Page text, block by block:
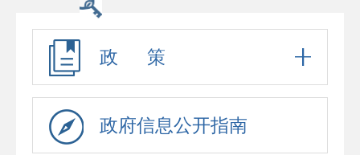
政 策
政府信息公开指南